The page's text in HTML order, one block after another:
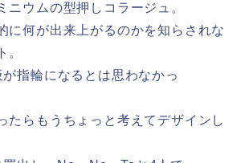
ニウムの型押しコラージュ。
に何が出来上がるのかを知らされな
。
指輪になるとは思わなかっ
たらもうちょっと考えてデザインし